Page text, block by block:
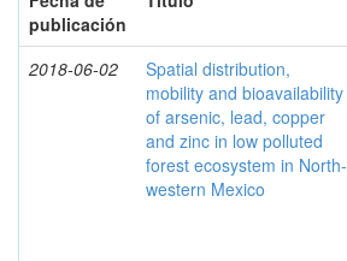
publicación
2018-06-02
Spatial distribution,
mobility and bioavailability
of arsenic, lead, copper
and zinc in low polluted
forest ecosystem in North-
western Mexico